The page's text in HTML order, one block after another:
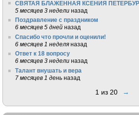
СВЯТАЯ БЛАЖЕННАЯ КСЕНИЯ
5 месяцев 3 недели назад
Поздравление с праздником
6 месяцев 5 дней назад
Спасибо что прочли и оценили!
6 месяцев 1 неделя назад
Ответ к 18 вопросу
6 месяцев 3 недели назад
Талант внушать и вера
7 месяцев 1 день назад
1 из 20 →